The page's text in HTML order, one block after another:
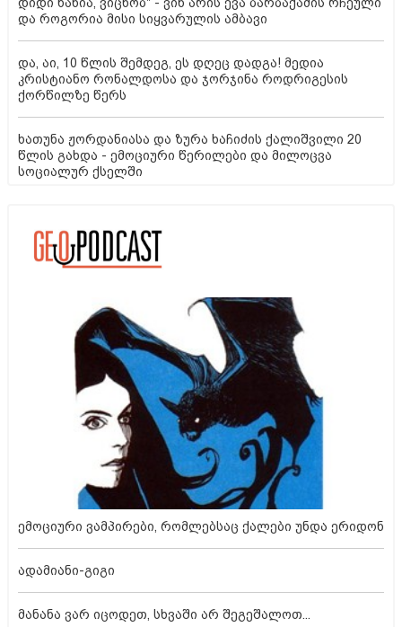
და როგორია მისი სიყვარულის ამბავი
და, აი, 10 წლის შემდეგ, ეს დღეც დადგა! მედია
კრისტიანო რონალდოსა და ჯორჯინა როდრიგესის
ქორწილზე წერს
ხათუნა ჟორდანიასა და ზურა ხაჩიძის ქალიშვილი 20
წლის გახდა - ემოციური წერილები და მილოცვა
სოციალურ ქსელში
ემოციური ვამპირები, რომლებსაც ქალები უნდა ერიდონ
ადამიანი-გიგი
მანანა ვარ იცოდეთ, სხვაში არ შეგეშალოთ...